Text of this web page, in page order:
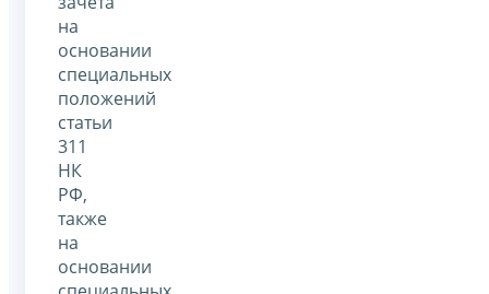
на
основании
специальных
положений
статьи
311
НК
РФ,
также
на
основании